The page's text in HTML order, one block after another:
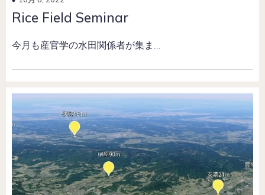
Rice Field Seminar
今月も産官学の水田関係者が集ま…